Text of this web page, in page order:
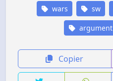
wars sw
argument
Copier